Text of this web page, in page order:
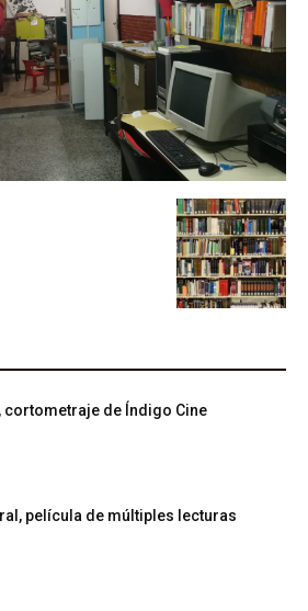
cortometraje de Índigo Cine
película de múltiples lecturas